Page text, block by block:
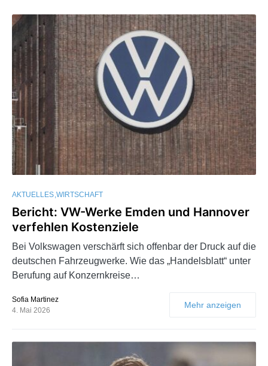
AKTUELLES WIRTSCHAFT
Bericht: VW-Werke Emden und Hannover
verfehlen Kostenziele
Bei Volkswagen verschärft sich offenbar der Druck auf die
deutschen Fahrzeugwerke. Wie das „Handelsblatt“ unter
Berufung auf Konzernkreise…
Sofia Martinez
4. Mai 2026
Mehr anzeigen